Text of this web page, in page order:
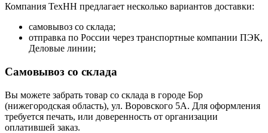
Компания ТехНН предлагает несколько вариантов доставки:
самовывоз со склада;
отправка по России через транспортные компании ПЭК,
Деловые линии;
Самовывоз со склада
Вы можете забрать товар со склада в городе Бор
(нижегородская область), ул. Воровского 5А. Для оформления
требуется печать, или доверенность от организации
оплатившей заказ.